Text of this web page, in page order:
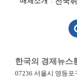
한국의 경제뉴스
07236 서울시 영등포